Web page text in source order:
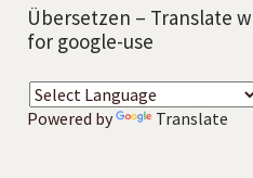
Übersetzen – Translate
for google-use
Powered by Translate